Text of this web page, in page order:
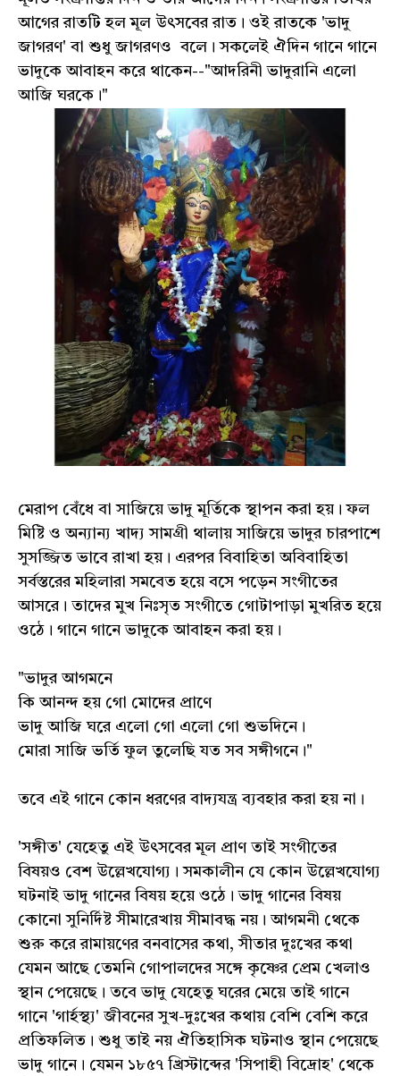
আগের রাতটি হল মূল উৎসবের রাত। ওই রাতকে 'ভাদু
জাগরণ' বা শুধু জাগরণও বলে। সকলেই ঐদিন গানে গানে
ভাদুকে আবাহন করে থাকেন--"আদরিনী ভাদুরানি এলো
আজি ঘরকে।"
মেরাপ বেঁধে বা সাজিয়ে ভাদু মূর্তিকে স্থাপন করা হয়। ফল
মিষ্টি ও অন্যান্য খাদ্য সামগ্রী থালায় সাজিয়ে ভাদুর চারপাশে
সুসজ্জিত ভাবে রাখা হয়। এরপর বিবাহিতা অবিবাহিতা
সর্বস্তরের মহিলারা সমবেত হয়ে বসে পড়েন সংগীতের
আসরে। তাদের মুখ নিঃসৃত সংগীতে গোটাপাড়া মুখরিত হয়ে
ওঠে। গানে গানে ভাদুকে আবাহন করা হয়।
"ভাদুর আগমনে
কি আনন্দ হয় গো মোদের প্রাণে
ভাদু আজি ঘরে এলো গো এলো গো শুভদিনে।
মোরা সাজি ভর্তি ফুল তুলেছি যত সব সঙ্গীগনে।"
তবে এই গানে কোন ধরণের বাদ্যযন্ত্র ব্যবহার করা হয় না।
'সঙ্গীত' যেহেতু এই উৎসবের মূল প্রাণ তাই সংগীতের
বিষয়ও বেশ উল্লেখযোগ্য। সমকালীন যে কোন উল্লেখযোগ্য
ঘটনাই ভাদু গানের বিষয় হয়ে ওঠে। ভাদু গানের বিষয়
কোনো সুনির্দিষ্ট সীমারেখায় সীমাবদ্ধ নয়। আগমনী থেকে
শুরু করে রামায়ণের বনবাসের কথা, সীতার দুঃখের কথা
যেমন আছে তেমনি গোপালদের সঙ্গে কৃষ্ণের প্রেম খেলাও
স্থান পেয়েছে। তবে ভাদু যেহেতু ঘরের মেয়ে তাই গানে
গানে 'গার্হস্থ্য' জীবনের সুখ-দুঃখের কথায় বেশি বেশি করে
প্রতিফলিত। শুধু তাই নয় ঐতিহাসিক ঘটনাও স্থান পেয়েছে
ভাদু গানে। যেমন ১৮৫৭ খ্রিস্টাব্দের 'সিপাহী বিদ্রোহ' থেকে